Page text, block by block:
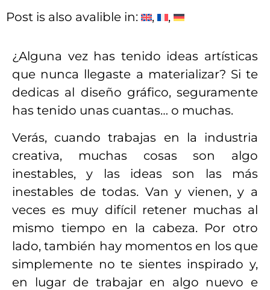
Post is also avalible in:
¿Alguna vez has tenido ideas artísticas
que nunca llegaste a materializar? Si te
dedicas al diseño gráfico, seguramente
has tenido unas cuantas… o muchas.
Verás, cuando trabajas en la industria
creativa, muchas cosas son algo
inestables, y las ideas son las más
inestables de todas. Van y vienen, y a
veces es muy difícil retener muchas al
mismo tiempo en la cabeza. Por otro
lado, también hay momentos en los que
simplemente no te sientes inspirado y,
en lugar de trabajar en algo nuevo e